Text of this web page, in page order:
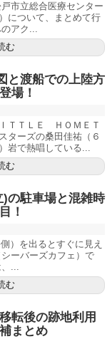
市立総合医療センター
について、まとめて行
アク...
む
と渡船での上陸方
場！
ＴＴＬＥ ＨＯＭＥＴ
ターズの桑田佳祐（６
岩で熱唱している...
む
の駐車場と混雑時
！
）を出るとすぐに見え
ーバーズカフェ）で
...
む
転後の跡地利用
まとめ